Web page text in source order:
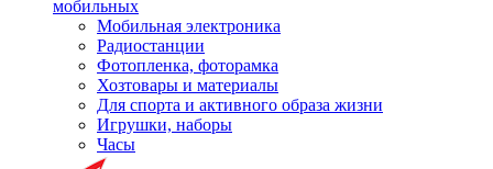
мобильных
Мобильная электроника
Радиостанции
Фотопленка, фоторамка
Хозтовары и материалы
Для спорта и активного образа жизни
Игрушки, наборы
Часы